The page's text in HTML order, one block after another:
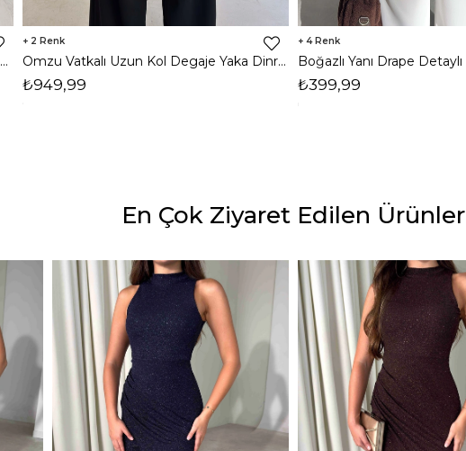
Açık Omuz Detaylı Yüksek Yaka Lendan Kahve Kadın bluz 26K026
2
Omzu Vatkalı Uzun Kol Degaje Yaka Dinre Kadın Siyah Bluz 26K101
₺949,99
4
₺399,99
En Çok Ziyaret Edilen Ürünler